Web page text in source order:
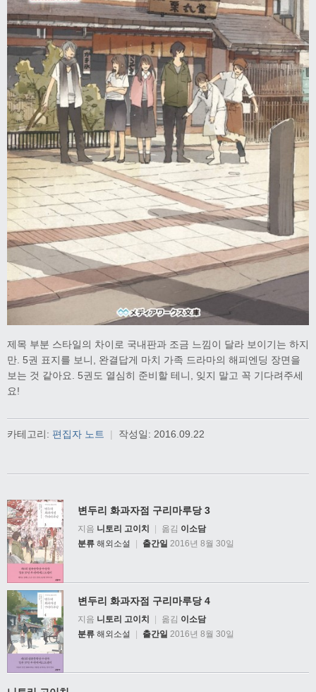
제목 부분 스타일의 차이로 국내판과 조금 느낌이 달라 보이기는 하지
만. 5권 표지를 보니, 완결답게 마치 가족 드라마의 해피엔딩 장면을
보는 것 같아요. 5권도 열심히 준비할 테니, 잊지 말고 꼭 기다려주세
요!
카테고리: 편집자 노트 | 작성일: 2016.09.22
변두리 화과자점 구리마루당 3
지음 니토리 고이치 옮김 이소담
분류 해외소설 출간일 2016년 8월 30일
변두리 화과자점 구리마루당 4
지음 니토리 고이치 | 옮김 이소담
분류 해외소설 | 출간일 2016년 8월 30일